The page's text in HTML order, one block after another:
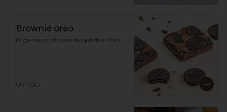
Brownie oreo
Brownie con trozos de galletas Oreo.
$9.900